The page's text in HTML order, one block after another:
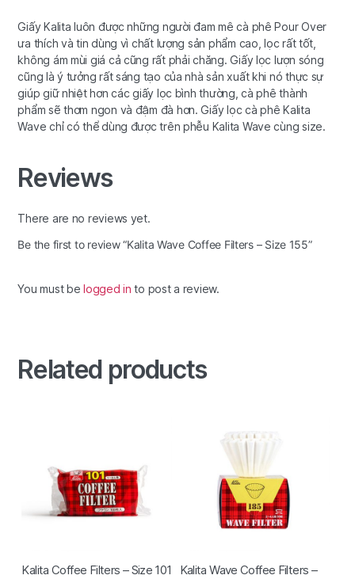
Giấy Kalita luôn được những người đam mê cà phê Pour Over
ưa thích và tin dùng vì chất lượng sản phẩm cao, lọc rất tốt,
không ám mùi giá cả cũng rất phải chăng. Giấy lọc lượn sóng
cũng là ý tưởng rất sáng tạo của nhà sản xuất khi nó thực sự
giúp giữ nhiệt hơn các giấy lọc bình thường, cà phê thành
phẩm sẽ thơm ngon và đậm đà hơn. Giấy lọc cà phê Kalita
Wave chỉ có thể dùng được trên phễu Kalita Wave cùng size.
Reviews
There are no reviews yet.
Be the first to review “Kalita Wave Coffee Filters – Size 155”
You must belogged in to post a review.
Related products
Kalita Coffee Filters – Size 101
Kalita Wave Coffee Filters –